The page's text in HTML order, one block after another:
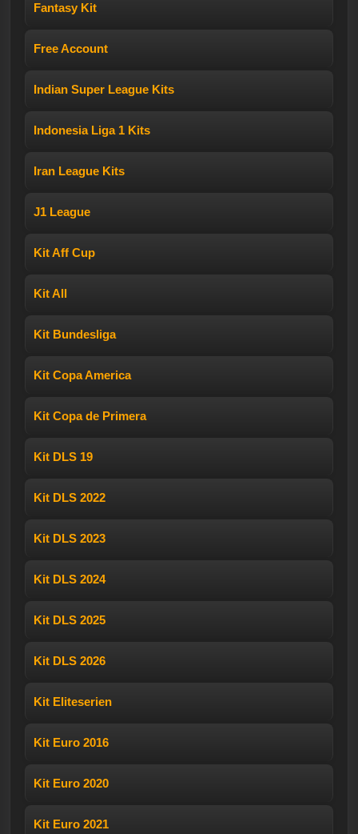
Fantasy Kit
Free Account
Indian Super League Kits
Indonesia Liga 1 Kits
Iran League Kits
J1 League
Kit Aff Cup
Kit All
Kit Bundesliga
Kit Copa America
Kit Copa de Primera
Kit DLS 19
Kit DLS 2022
Kit DLS 2023
Kit DLS 2024
Kit DLS 2025
Kit DLS 2026
Kit Eliteserien
Kit Euro 2016
Kit Euro 2020
Kit Euro 2021